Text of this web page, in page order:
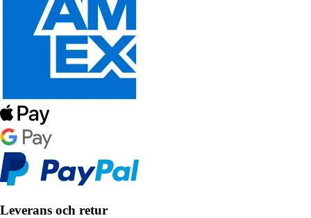
Leverans och retur